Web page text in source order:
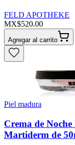
FELD APOTHEKE
MX$520.00
Agregar al carrito
Piel madura
Crema de
Martiderm de